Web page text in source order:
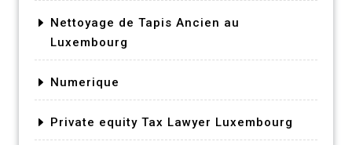
Nettoyage de Tapis Ancien au
Luxembourg
Numerique
Private equity Tax Lawyer Luxembourg